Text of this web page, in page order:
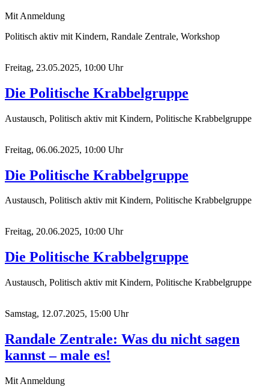
Mit Anmeldung
Politisch aktiv mit Kindern, Randale Zentrale, Workshop
Freitag, 23.05.2025, 10:00 Uhr
Die Politische Krabbelgruppe
Austausch, Politisch aktiv mit Kindern, Politische Krabbelgruppe
Freitag, 06.06.2025, 10:00 Uhr
Die Politische Krabbelgruppe
Austausch, Politisch aktiv mit Kindern, Politische Krabbelgruppe
Freitag, 20.06.2025, 10:00 Uhr
Die Politische Krabbelgruppe
Austausch, Politisch aktiv mit Kindern, Politische Krabbelgruppe
Samstag, 12.07.2025, 15:00 Uhr
Randale Zentrale: Was du nicht sagen
kannst – male es!
Mit Anmeldung